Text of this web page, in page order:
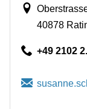
40878
+49 2102